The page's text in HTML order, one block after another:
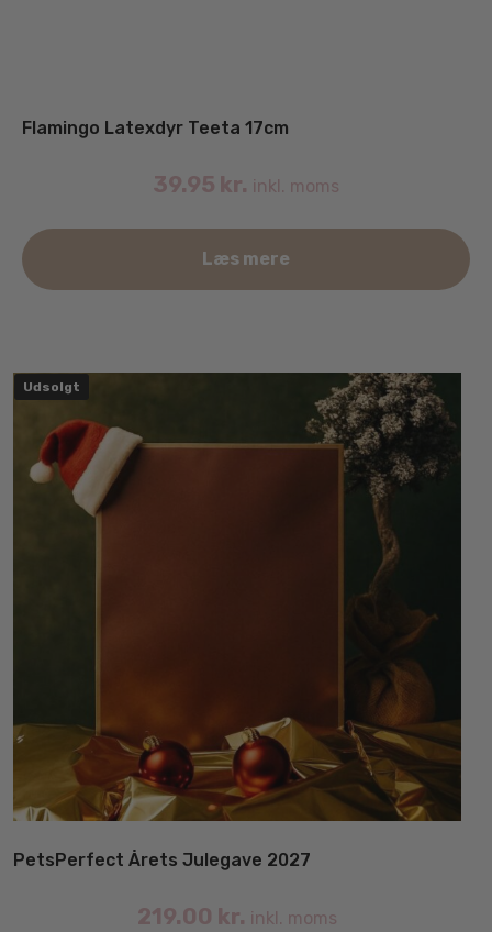
Flamingo Latexdyr Teeta 17cm
39.95 kr. inkl. moms
Læs mere
Udsolgt
PetsPerfect Årets Julegave 2027
219.00 kr. inkl. moms